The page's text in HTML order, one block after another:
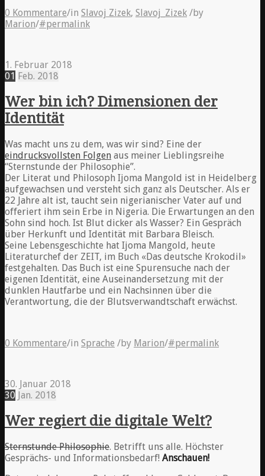
0 Kommentare/in Slavoj Zizek, Slavoj_Zizek /by
Marion/#permalink
1. Februar 2018
01 Feb. 2018
Wer bin ich? Dimensionen der
Identität
Was macht uns zu dem, was wir sind? Eine der
eindrucksvollsten Folgen aus meiner Lieblingsreihe
“Sternstunde der Philosophie”.
Der Literat und Philosoph Ijoma Mangold ist in Heidelberg
aufgewachsen und versteht sich ganz als Deutscher. Als er
22 Jahre alt ist, taucht sein nigerianischer Vater auf und
offeriert ihm sein Erbe in Nigeria. Die Erwartungen an den
Sohn sind hoch. Ist Blut dicker als Wasser? Ein Gespräch
über Herkunft und Identität mit Barbara Bleisch.
Seine Lebensgeschichte hat Ijoma Mangold, heute
Literaturchef der ZEIT, im Buch «Das deutsche Krokodil»
festgehalten. Das Buch ist eine Spurensuche nach der
eigenen Identität, eine Auseinandersetzung mit der
dunklen Hautfarbe und ein Nachsinnen über die
Verantwortung, die der Blutsverwandtschaft erwächst.
0 Kommentare/in Sprache /by Marion/#permalink
30. Januar 2018
30 Jan. 2018
Wer regiert die digitale Welt?
Sternstunde Philosophie. Betrifft uns alle. Höchster
Gesprächs- und Informationsbedarf! Anschauen!